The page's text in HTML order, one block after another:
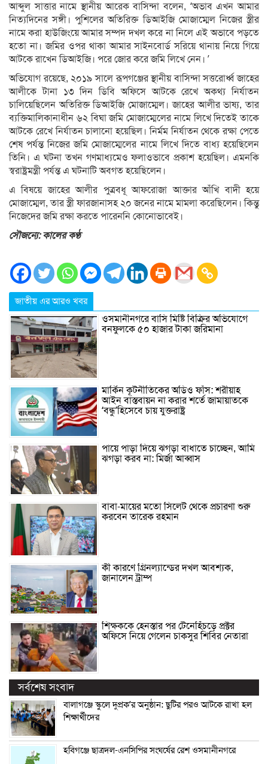
আব্দুল সাত্তার নামে স্থানীয় আরেক বাসিন্দা বলেন, ‘অভাব এখন আমার
নিত্যদিনের সঙ্গী। পুশিলের অতিরিক্ত ডিআইজি মোজাম্মেল নিজের স্ত্রীর
নামে করা হাউজিংয়ে আমার সম্পদ দখল করে না নিলে এই অভাবে পড়তে
হতো না। জমির ওপর থাকা আমার সাইনবোর্ড সরিয়ে থানায় নিয়ে গিয়ে
আটকে রাখেন ডিআইজি। পরে জোর করে জমি লিখে নেন। ’
অভিযোগ রয়েছে, ২০১৯ সালে রূপগঞ্জের স্থানীয় বাসিন্দা সত্তরোর্ধ্ব জাহের
আলীকে টানা ১৩ দিন ডিবি অফিসে আটকে রেখে অকথ্য নির্যাতন
চালিয়েছিলেন অতিরিক্ত ডিআইজি মোজাম্মেল। জাহের আলীর ভাষ্য, তার
ব্যক্তিমালিকানাধীন ৬২ বিঘা জমি মোজাম্মেলের নামে লিখে দিতেই তাকে
আটকে রেখে নির্যাতন চালানো হয়েছিল। নির্মম নির্যাতন থেকে রক্ষা পেতে
শেষ পর্যন্ত নিজের জমি মোজাম্মেলের নামে লিখে দিতে বাধ্য হয়েছিলেন
তিনি। এ ঘটনা তখন গণমাধ্যমেও ফলাওভাবে প্রকাশ হয়েছিল। এমনকি
স্বরাষ্ট্রমন্ত্রী পর্যন্ত এ ঘটনাটি অবগত হয়েছিলেন।
এ বিষয়ে জাহের আলীর পুত্রবধূ আফরোজা আক্তার আঁখি বাদী হয়ে
মোজাম্মেল, তার স্ত্রী ফারজানাসহ ২০ জনের নামে মামলা করেছিলেন। কিন্তু
নিজেদের জমি রক্ষা করতে পারেননি কোনোভাবেই।
সৌজন্যে: কালের কণ্ঠ
জাতীয় এর আরও খবর
ওসমানীনগরে বাসি মিষ্টি বিক্রির অভিযোগে
বনফুলকে ৫০ হাজার টাকা জরিমানা
মার্কিন কূটনীতিকের অডিও ফাঁস: শরীয়াহ
আইন বাস্তবায়ন না করার শর্তে জামায়াতকে
‘বন্ধু’হিসেবে চায় যুক্তরাষ্ট্র
পায়ে পাড়া দিয়ে ঝগড়া বাধাতে চাচ্ছেন, আমি
ঝগড়া করব না: মির্জা আব্বাস
বাবা-মায়ের মতো সিলেট থেকে প্রচারণা শুরু
করবেন তারেক রহমান
কী কারণে গ্রিনল্যান্ডের দখল আবশ্যক,
জানালেন ট্রাম্প
শিক্ষককে হেনস্তার পর টেনেহিঁচড়ে প্রক্টর
অফিসে নিয়ে গেলেন চাকসুর শিবির নেতারা
সর্বশেষ সংবাদ
বালাগঞ্জে স্কুলে দুপ্রক’র অনুষ্ঠান: ছুটির পরও আটকে রাখা হল
শিক্ষার্থীদের
হবিগঞ্জে ছাত্রদল-এনসিপির সংঘর্ষের রেশ ওসমানীনগরে